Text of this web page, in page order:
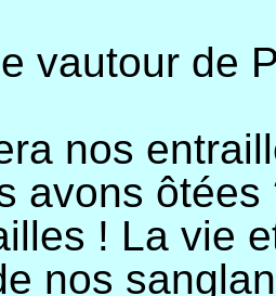
vautour de
nos
avons ôtées
! La vie
nos